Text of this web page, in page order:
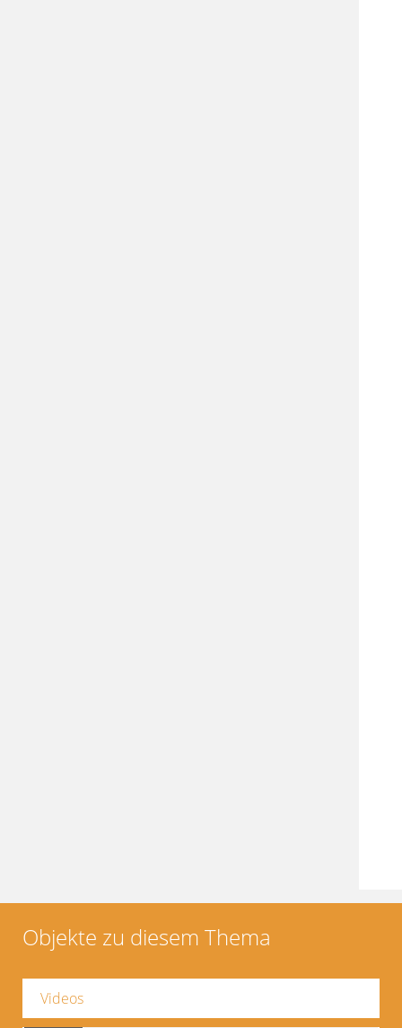
Objekte zu diesem Thema
Videos